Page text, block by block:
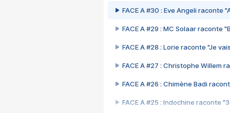
FACE A #30 : Eve Angeli raconte
FACE A #29 : MC Solaar raconte
FACE A #28 : Lorie raconte "Je
FACE A #27 : Christophe Willem
FACE A #26 : Chimène Badi
FACE A #25 : Indochine raconte